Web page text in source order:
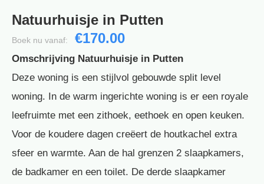
Natuurhuisje in Putten
Boek nu vanaf: €170.00
Omschrijving Natuurhuisje in Putten
Deze woning is een stijlvol gebouwde split level
woning. In de warm ingerichte woning is er een royale
leefruimte met een zithoek, eethoek en open keuken.
Voor de koudere dagen creëert de houtkachel extra
sfeer en warmte. Aan de hal grenzen 2 slaapkamers,
de badkamer en een toilet. De derde slaapkamer